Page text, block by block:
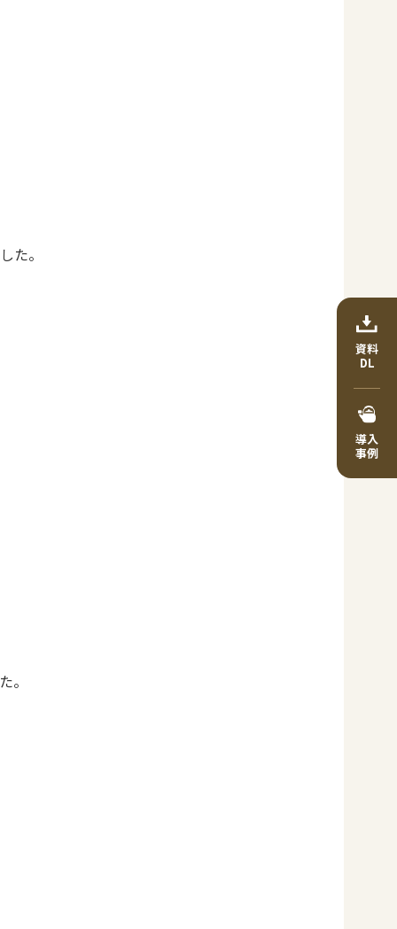
資料
DL
導入
事例
た。
。